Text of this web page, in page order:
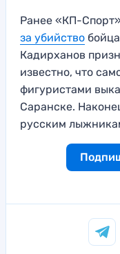
Ранее «КП-
за убийство
Кадирханов
известно, что
фигуристами
Саранске.
русским